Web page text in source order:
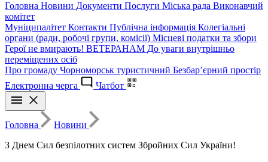
Головна Новини Документи Послуги Міська рада Виконавчий
комітет
Муніципалітет Контакти Публічна інформація Колегіальні
органи (ради, робочі групи, комісії) Місцеві податки та збори
Герої не вмирають! ВЕТЕРАНАМ До уваги внутрішньо
переміщених осіб
Про громаду Чорноморськ туристичний Безбар’єрний простір
Електронна черга
Чатбот
Головна
Новини
З Днем Сил безпілотних систем Збройних Сил України!